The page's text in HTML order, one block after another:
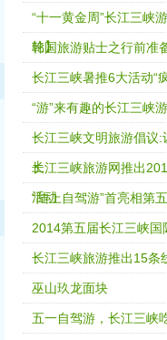
“十一黄金周”长江三峡
轮】
韩国旅游贴士之行前准
长江三峡暑推6大活动“
“游”来有趣的长江三峡
长江三峡文明旅游倡议
土
长江三峡旅游网推出
活动
“陆上自驾游”首亮相第
2014第五届长江三峡国
长江三峡旅游推出15条
巫山玖龙面块
五一自驾游，长江三峡